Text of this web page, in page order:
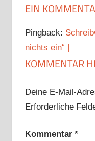
EIN
Pingback:
nichts ein“ |
KOMMENTAR
Deine E-Mail-
Erforderliche
Kommentar *